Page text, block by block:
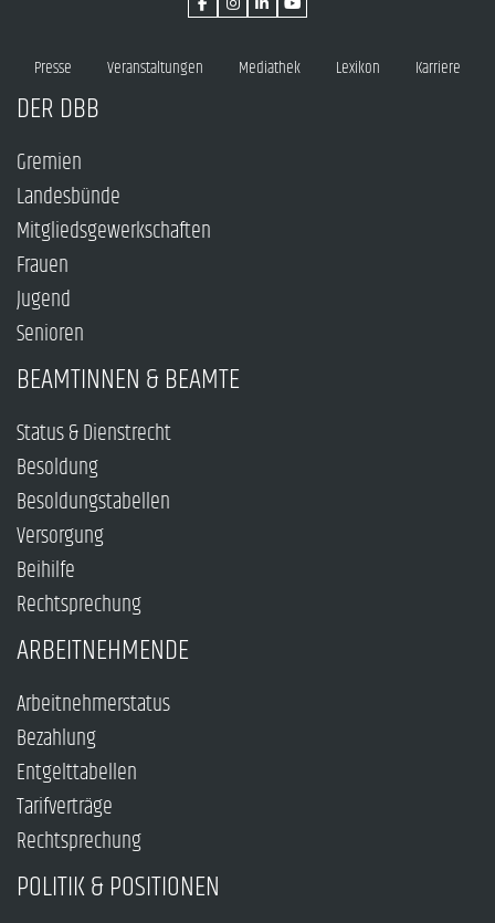
Presse Veranstaltungen Mediathek Lexikon Karriere
DER DBB
Gremien
Landesbünde
Mitgliedsgewerkschaften
Frauen
Jugend
Senioren
BEAMTINNEN & BEAMTE
Status & Dienstrecht
Besoldung
Besoldungstabellen
Versorgung
Beihilfe
Rechtsprechung
ARBEITNEHMENDE
Arbeitnehmerstatus
Bezahlung
Entgelttabellen
Tarifverträge
Rechtsprechung
POLITIK & POSITIONEN